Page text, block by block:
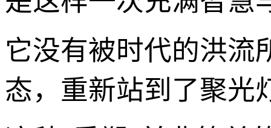
它没有被时代的洪流
态，重新站到了聚光